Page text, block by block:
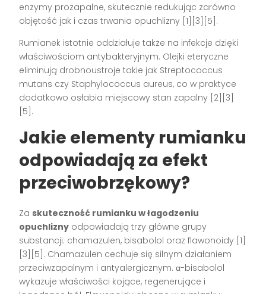
enzymy prozapalne, skutecznie redukując zarówno
objętość jak i czas trwania opuchlizny [1][3][5] .
Rumianek istotnie oddziałuje także na infekcje dzięki
właściwościom antybakteryjnym. Olejki eteryczne
eliminują drobnoustroje takie jak Streptococcus
mutans czy Staphylococcus aureus, co w praktyce
dodatkowo osłabia miejscowy stan zapalny [2][3]
[5] .
Jakie elementy rumianku
odpowiadają za efekt
przeciwobrzękowy?
Za skuteczność rumianku w łagodzeniu
opuchlizny odpowiadają trzy główne grupy
substancji: chamazulen, bisabolol oraz flawonoidy [1]
[3][5] . Chamazulen cechuje się silnym działaniem
przeciwzapalnym i antyalergicznym. α-bisabolol
wykazuje właściwości kojące, regenerujące i